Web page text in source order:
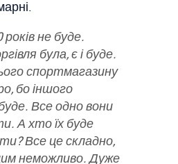
не буде.
була, є і буде.
спортмагазину
бо іншого
Все одно вони
А хто їх буде
Все це складно,
неможливо. Дуже